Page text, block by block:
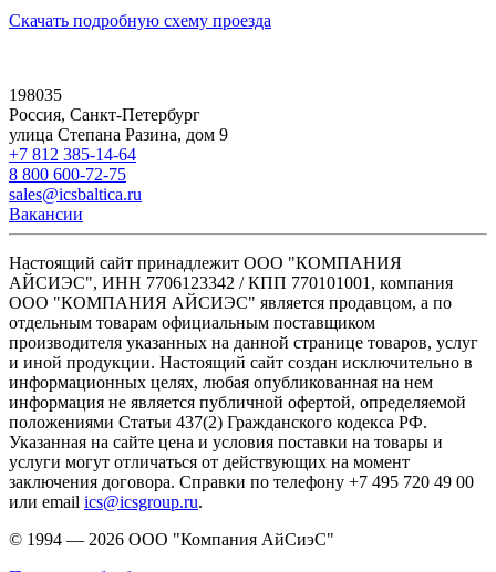
Скачать подробную схему проезда
198035
Россия, Санкт-Петербург
улица Степана Разина, дом 9
+7 812 385-14-64
8 800 600-72-75
sales@icsbaltica.ru
Вакансии
Настоящий сайт принадлежит ООО "КОМПАНИЯ
АЙСИЭС", ИНН 7706123342 / КПП 770101001, компания
ООО "КОМПАНИЯ АЙСИЭС" является продавцом, а по
отдельным товарам официальным поставщиком
производителя указанных на данной странице товаров, услуг
и иной продукции. Настоящий сайт создан исключительно в
информационных целях, любая опубликованная на нем
информация не является публичной офертой, определяемой
положениями Статьи 437(2) Гражданского кодекса РФ.
Указанная на сайте цена и условия поставки на товары и
услуги могут отличаться от действующих на момент
заключения договора. Справки по телефону +7 495 720 49 00
или email ics@icsgroup.ru.
© 1994 — 2026 ООО "Компания АйСиэС"